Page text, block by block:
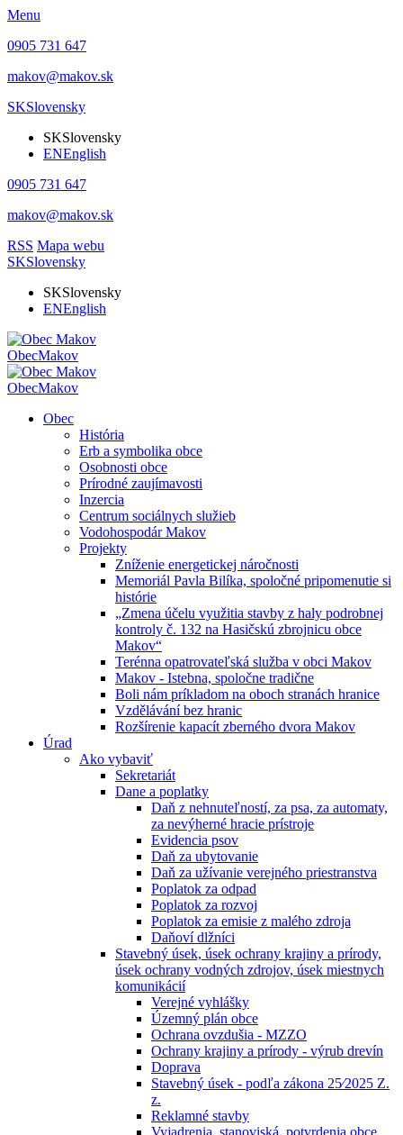
Menu
0905 731 647
makov@makov.sk
SKSlovensky
SKSlovensky
ENEnglish
0905 731 647
makov@makov.sk
RSS Mapa webu
SKSlovensky
SKSlovensky
ENEnglish
ObecMakov
ObecMakov
Obec
História
Erb a symbolika obce
Osobnosti obce
Prírodné zaujímavosti
Inzercia
Centrum sociálnych služieb
Vodohospodár Makov
Projekty
Zníženie energetickej náročnosti
Memoriál Pavla Bilíka, spoločné pripomenutie si
histórie
„Zmena účelu využitia stavby z haly podrobnej
kontroly č. 132 na Hasičskú zbrojnicu obce
Makov“
Terénna opatrovateľská služba v obci Makov
Makov - Istebna, spoločne tradične
Boli nám príkladom na oboch stranách hranice
Vzdělávání bez hranic
Rozšírenie kapacít zberného dvora Makov
Úrad
Ako vybaviť
Sekretariát
Dane a poplatky
Daň z nehnuteľností, za psa, za automaty,
za nevýherné hracie prístroje
Evidencia psov
Daň za ubytovanie
Daň za užívanie verejného priestranstva
Poplatok za odpad
Poplatok za rozvoj
Poplatok za emisie z malého zdroja
Daňoví dlžníci
Stavebný úsek, úsek ochrany krajiny a prírody,
úsek ochrany vodných zdrojov, úsek miestnych
komunikácií
Verejné vyhlášky
Územný plán obce
Ochrana ovzdušia - MZZO
Ochrany krajiny a prírody - výrub drevín
Doprava
Stavebný úsek - podľa zákona 25⁄2025 Z.
z.
Reklamné stavby
Vyjadrenia, stanoviská, potvrdenia obce